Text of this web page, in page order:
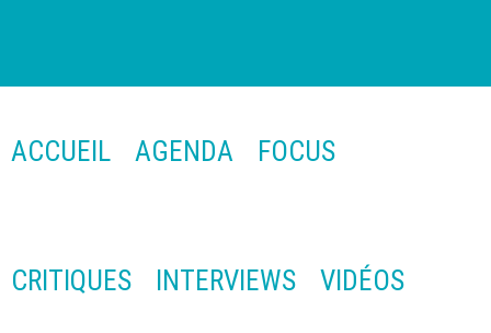
ACCUEIL AGENDA FOCUS
CRITIQUES INTERVIEWS VIDÉOS